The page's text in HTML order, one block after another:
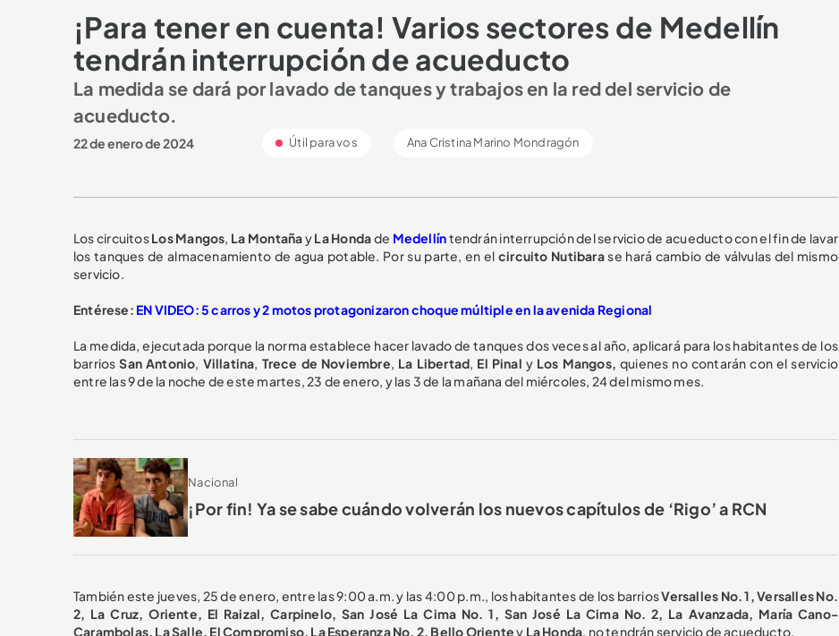
¡Para tener en cuenta! Varios sectores de Medellín
tendrán interrupción de acueducto
La medida se dará por lavado de tanques y trabajos en la red del servicio de
acueducto.
22 de enero de 2024 Útil para vos Ana Cristina Marino Mondragón
Los circuitosLos Mangos, La MontañayLa Hondade Medellíntendrán interrupción del servicio de acueducto con el fin de lavar
los tanques de almacenamiento de agua potable. Por su parte, en elcircuito Nutibarase hará cambio de válvulas del mismo
servicio.
Entérese: EN VIDEO: 5 carros y 2 motos protagonizaron choque múltiple en la avenida Regional
La medida, ejecutada porque la norma establece hacer lavado de tanques dos veces al año, aplicará para los habitantes de los
barriosSan Antonio, Villatina, Trece de Noviembre, La Libertad, El Pinal y Los Mangos, quienes no contarán con el servicio
entre las 9 de la noche de este martes, 23 de enero, y las 3 de la mañana del miércoles, 24 del mismo mes.
Nacional
¡Por fin! Ya se sabe cuándo volverán los nuevos capítulos de ‘Rigo’ a RCN
También este jueves, 25 de enero, entre las 9:00 a.m. y las 4:00 p.m., los habitantes de los barriosVersalles No. 1, Versalles No.
2, La Cruz, Oriente, El Raizal, Carpinelo, San José La Cima No. 1, San José La Cima No. 2, La Avanzada, María Cano-
Carambolas, La Salle, El Compromiso, La Esperanza No. 2, Bello Orientey La Honda, no tendrán servicio de acueducto.